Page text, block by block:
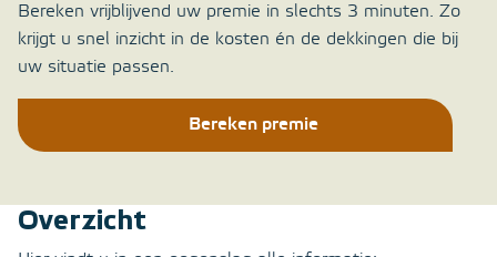
Bereken vrijblijvend uw premie in slechts 3 minuten. Zo
krijgt u snel inzicht in de kosten én de dekkingen die bij
uw situatie passen.
Bereken premie
Overzicht